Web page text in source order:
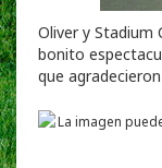
Oliver y Stadium
bonito
que